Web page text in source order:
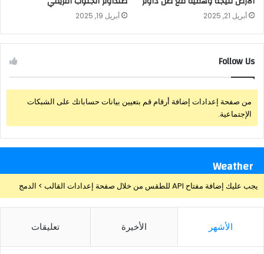
أبريل 21, 2025 أبريل 19, 2025
Follow Us
من صفحة إعدادات إضافة أرقام قم بتعيين بيانات حساباتك على الشبكات
الإجتماعية.
Weather
يجب عليك إضافة مفتاح API للطقس من خلال صفحة إعدادات القالب > الدمج
الأشهر الأخيرة تعليقات